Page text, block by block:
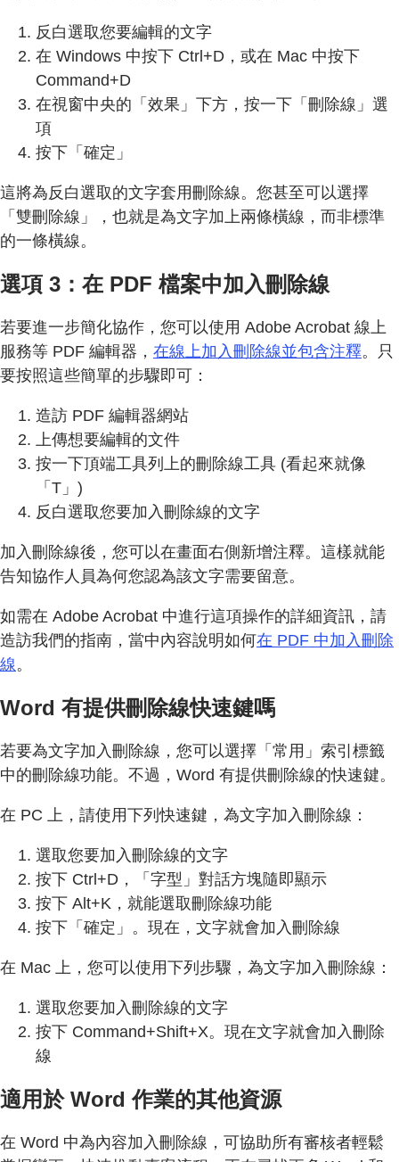
反白選取您要編輯的文字
在 Windows 中按下 Ctrl+D，或在 Mac 中按下
Command+D
在視窗中央的「效果」下方，按一下「刪除線」選
項
按下「確定」
這將為反白選取的文字套用刪除線。您甚至可以選擇
「雙刪除線」，也就是為文字加上兩條橫線，而非標準
的一條橫線。
選項 3：在 PDF 檔案中加入刪除線
若要進一步簡化協作，您可以使用 Adobe Acrobat 線上
服務等 PDF 編輯器， 在線上加入刪除線並包含注釋。只
要按照這些簡單的步驟即可：
造訪 PDF 編輯器網站
上傳想要編輯的文件
按一下頂端工具列上的刪除線工具 (看起來就像
「T」)
反白選取您要加入刪除線的文字
加入刪除線後，您可以在畫面右側新增注釋。這樣就能
告知協作人員為何您認為該文字需要留意。
如需在 Adobe Acrobat 中進行這項操作的詳細資訊，請
造訪我們的指南，當中內容說明如何在 PDF 中加入刪除
線。
Word 有提供刪除線快速鍵嗎
若要為文字加入刪除線，您可以選擇「常用」索引標籤
中的刪除線功能。不過，Word 有提供刪除線的快速鍵。
在 PC 上，請使用下列快速鍵，為文字加入刪除線：
選取您要加入刪除線的文字
按下 Ctrl+D，「字型」對話方塊隨即顯示
按下 Alt+K，就能選取刪除線功能
按下「確定」。現在，文字就會加入刪除線
在 Mac 上，您可以使用下列步驟，為文字加入刪除線：
選取您要加入刪除線的文字
按下 Command+Shift+X。現在文字就會加入刪除
線
適用於 Word 作業的其他資源
在 Word 中為內容加入刪除線，可協助所有審核者輕鬆